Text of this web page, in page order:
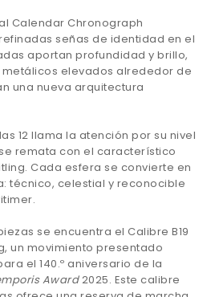
Calendar Chronograph
señas de identidad en el
aportan profundidad y brillo,
elevados alrededor de
una nueva arquitectura
12 llama la atención por su nivel
remata con el característico
Cada esfera se convierte en
técnico, celestial y reconocible
se encuentra el Calibre B19
un movimiento presentado
el 140.º aniversario de la
Award2025. Este calibre